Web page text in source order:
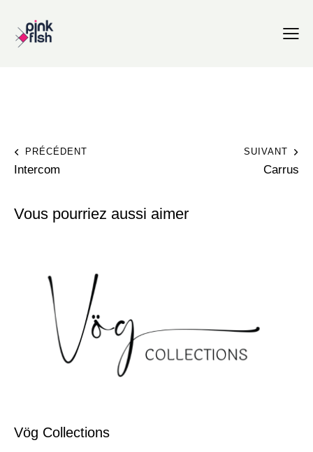
PRÉCÉDENT
Intercom
SUIVANT
Carrus
Vous pourriez aussi aimer
Vög Collections